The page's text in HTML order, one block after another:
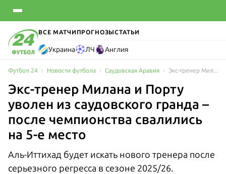
ВСЕ МАТЧИ ПРОГНОЗЫСТАТЬИ
Украина ЛЧ Англия
Футбол 24 Новости футбола Саудовская Аравия
Экс-тренер Милана и Порту
уволен из саудовского гранда –
после чемпионства свалились
на 5-е место
Аль-Иттихад будет искать нового тренера после
серьезного регресса в сезоне 2025/26.